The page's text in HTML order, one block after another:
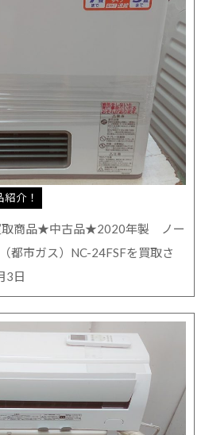
紹介！
取商品★中古品★2020年製 ノー
都市ガス）NC-24FSFを買取さ
3日